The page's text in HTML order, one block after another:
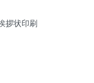
拶状印刷